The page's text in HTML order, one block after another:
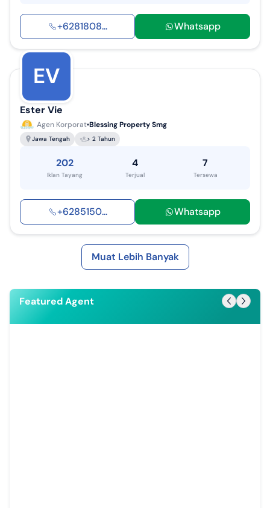
+6281808... Whatsapp
EV
Ester Vie
Agen Korporat Blessing Property Smg
Jawa Tengah > 2 Tahun
202
Iklan Tayang
4
Terjual
7
Tersewa
+6285150... Whatsapp
Muat Lebih Banyak
Featured Agent